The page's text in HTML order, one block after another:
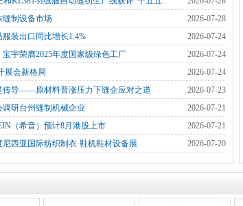
2026-07-28
缝制设备市场
2026-07-24
装出口同比增长1.4%
2026-07-24
宇荣膺2025年度国家级绿色工厂
2026-07-24
展会新格局
2026-07-23
传导——原材料普涨压力下缝企应对之道
2026-07-21
研台州缝制机械企业
2026-07-21
（希音）预计8月港股上市
2026-07-20
西亚国际纺织制衣·鞋机鞋材设备展